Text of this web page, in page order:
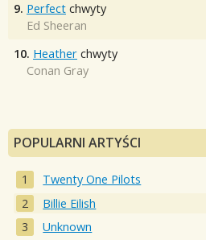
9. Perfect chwyty
Ed Sheeran
10. Heather chwyty
Conan Gray
POPULARNI ARTYŚCI
Twenty One Pilots
Billie Eilish
Unknown